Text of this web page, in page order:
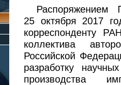
Распоряжением
25 октября 2017
корреспонденту
коллектива
Российской
разработку
производства